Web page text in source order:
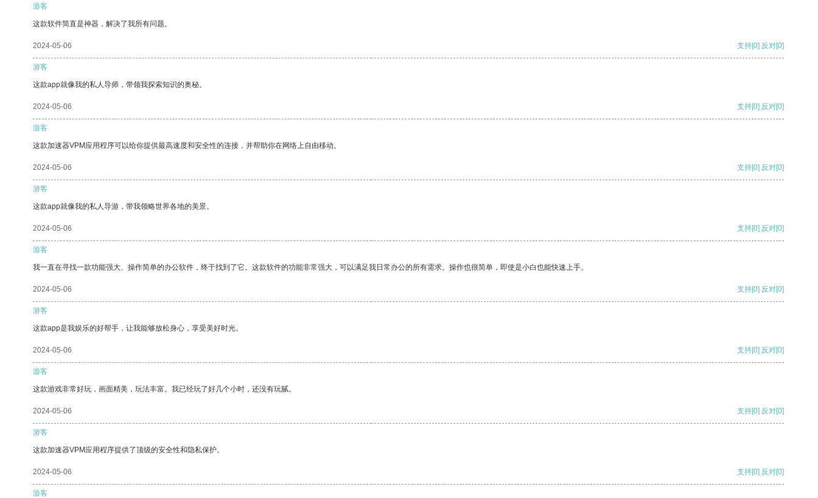
游客
这款软件简直是神器，解决了我所有问题。
2024-05-06 支持[0] 反对[0]
游客
这款app就像我的私人导师，带领我探索知识的奥秘。
2024-05-06 支持[0] 反对[0]
游客
这款加速器VPM应用程序可以给你提供最高速度和安全性的连接，并帮助你在网络上自由移动。
2024-05-06 支持[0] 反对[0]
游客
这款app就像我的私人导游，带我领略世界各地的美景。
2024-05-06 支持[0] 反对[0]
游客
我一直在寻找一款功能强大、操作简单的办公软件，终于找到了它。这款软件的功能非常强大，可以满足我日常办公的所有需求。操作也很简单，即使是小白也能快速上手。
2024-05-06 支持[0] 反对[0]
游客
这款app是我娱乐的好帮手，让我能够放松身心，享受美好时光。
2024-05-06 支持[0] 反对[0]
游客
这款游戏非常好玩，画面精美，玩法丰富。我已经玩了好几个小时，还没有玩腻。
2024-05-06 支持[0] 反对[0]
游客
这款加速器VPM应用程序提供了顶级的安全性和隐私保护。
2024-05-06 支持[0] 反对[0]
游客